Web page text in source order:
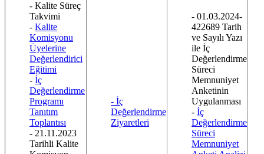
- Kalite Süreç
Takvimi
- Kalite
Komisyonu
Üyelerine
Değerlendirici
Eğitimi
- İç
Değerlendirme
Programı
Tanıtım
Toplantısı
- 21.11.2023
Tarihli Kalite
- İç
Değerlendirme
Ziyaretleri
- 01.03.2024-
422689 Tarih
ve Sayılı Yazı
ile İç
Değerlendirme
Süreci
Memnuniyet
Anketinin
Uygulanması
- İç
Değerlendirme
Süreci
Memnuniyet